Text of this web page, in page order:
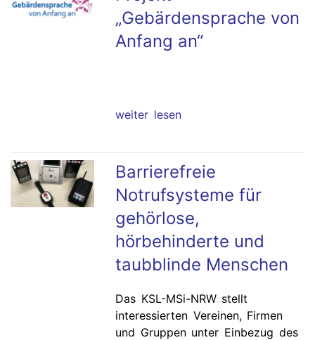
„Gebärdensprache von
Anfang an“
weiter lesen
Barrierefreie
Notrufsysteme für
gehörlose,
hörbehinderte und
taubblinde Menschen
Das KSL-MSi-NRW stellt
interessierten Vereinen, Firmen
und Gruppen unter Einbezug des